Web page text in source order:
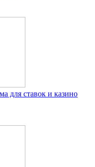
для ставок и казино